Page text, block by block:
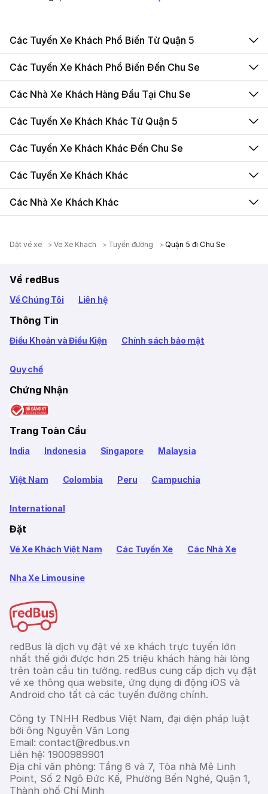
Các Tuyến Xe Khách Phổ Biến Từ Quận 5
Các Tuyến Xe Khách Phổ Biến Đến Chu Se
Các Nhà Xe Khách Hàng Đầu Tại Chu Se
Các Tuyến Xe Khách Khác Từ Quận 5
Các Tuyến Xe Khách Khác Đến Chu Se
Các Tuyến Xe Khách Khác
Các Nhà Xe Khách Khác
Dặt vé xe Ve Xe Khach Tuyến đường Quận 5 đi Chu Se
Về redBus
Về Chúng Tôi Liên hệ
Thông Tin
Điều Khoản và Điều Kiện Chính sách bảo mật
Quy chế
Chứng Nhận
Trang Toàn Cầu
India Indonesia Singapore Malaysia
Việt Nam Colombia Peru Campuchia
International
Đặt
Vé Xe Khách Việt Nam Các Tuyến Xe Các Nhà Xe
Nha Xe Limousine
redBus là dịch vụ đặt vé xe khách trực tuyến lớn
nhất thế giới được hơn 25 triệu khách hàng hài lòng
trên toàn cầu tin tưởng. redBus cung cấp dịch vụ đặt
vé xe thông qua website, ứng dụng di động iOS và
Android cho tất cả các tuyến đường chính.
Công ty TNHH Redbus Việt Nam, đại diện pháp luật
bởi ông Nguyễn Văn Long
Email: contact@redbus.vn
Liên hệ: 1900989901
Địa chỉ văn phòng: Tầng 6 và 7, Tòa nhà Mê Linh
Point, Số 2 Ngô Đức Kế, Phường Bến Nghé, Quận 1,
Thành phố Chí Minh